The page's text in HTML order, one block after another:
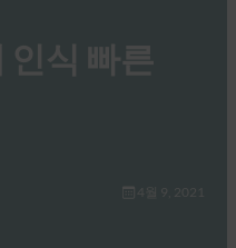
인식 빠른
4월 9, 2021